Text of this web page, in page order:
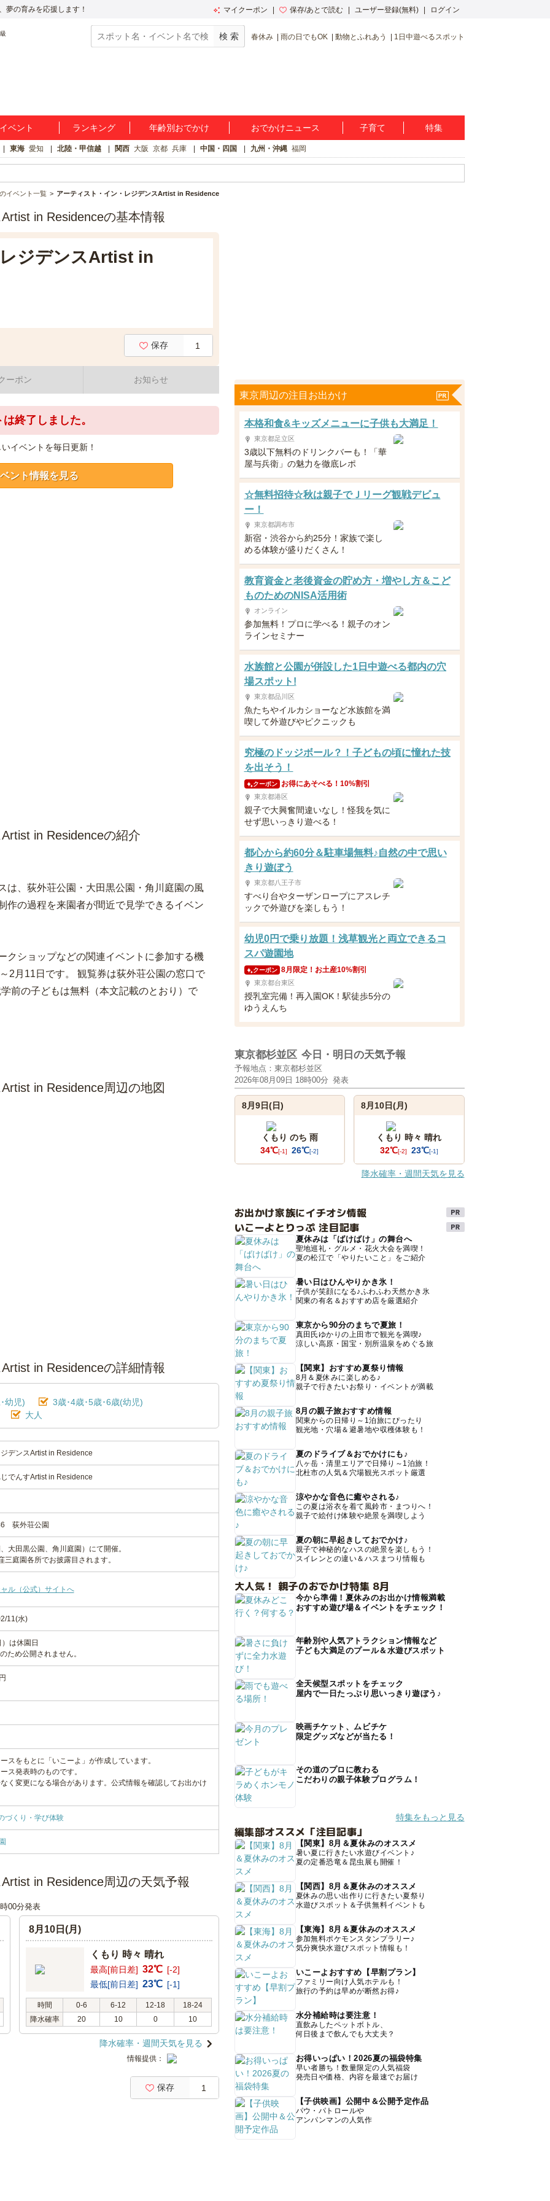
夢の育みを応援します！ マイクーポン 保存/あとで読む ユーザー登録(無料) ログイン
春休み 雨の日でもOK 動物とふれあう 1日中遊べるスポット
ベント ランキング 年齢別おでかけ おでかけニュース 子育て 特集
東海 愛知 北陸・甲信越 関西 大阪 京都 兵庫 中国・四国 九州・沖縄 福岡
イベント一覧 アーティスト・イン・レジデンスArtist in Residence
in Residenceの基本情報
ジデンスArtist in
保存 1
ーポン お知らせ
終了しました。
イベントを毎日更新！
ント情報を見る
in Residenceの紹介
は、荻外荘公園・大田黒公園・角川庭園の風
作の過程を来園者が間近で見学できるイベン
クショップなどの関連イベントに参加する機
2月11日です。 観覧券は荻外荘公園の窓口で
前の子どもは無料（本文記載のとおり）で
in Residence周辺の地図
in Residenceの詳細情報
幼児)
3歳･4歳･5歳･6歳(幼児)
大人
デンスArtist in Residence
でんすArtist in Residence
荻外荘公園
大田黒公園、角川庭園）にて開催。
庭園各所でお披露目されます。
ル（公式）サイトへ
11(水)
は休園日
ため公開されません。
スをもとに「いこーよ」が作成しています。
ス発表時のものです。
く変更になる場合があります。公式情報を確認してお出かけ
づくり・学び体験
in Residence周辺の天気予報
00分発表
8月10日(月)
くもり 時々 晴れ
最高[前日差] 32℃ [-2]
最低[前日差] 23℃ [-1]
時間 0-6 6-12 12-18
18-24
降水確率
20 10 0 10
降水確率・週間天気を見る
情報提供：
保存 1
東京周辺の注目お出かけ
本格和食&キッズメニューに子供も大満足！
東京都足立区
3歳以下無料のドリンクバーも！「華
屋与兵衛」の魅力を徹底レポ
☆無料招待☆秋は親子でＪリーグ観戦デビュ
ー！
東京都調布市
新宿・渋谷から約25分！家族で楽し
める体験が盛りだくさん！
教育資金と老後資金の貯め方・増やし方＆こど
ものためのNISA活用術
オンライン
参加無料！プロに学べる！親子のオン
ラインセミナー
水族館と公園が併設した1日中遊べる都内の穴
場スポット!
東京都品川区
魚たちやイルカショーなど水族館を満
喫して外遊びやピクニックも
究極のドッジボール？！子どもの頃に憧れた技
を出そう！
クーポン お得にあそべる！10%割引
東京都港区
親子で大興奮間違いなし！怪我を気に
せず思いっきり遊べる！
都心から約60分＆駐車場無料♪自然の中で思い
きり遊ぼう
東京都八王子市
すべり台やターザンロープにアスレチ
ックで外遊びを楽しもう！
幼児0円で乗り放題！浅草観光と両立できるコ
スパ遊園地
クーポン 8月限定！お土産10%割引
東京都台東区
授乳室完備！再入園OK！駅徒歩5分の
ゆうえんち
東京都杉並区 今日・明日の天気予報
予報地点：東京都杉並区
2026年08月09日 18時00分 発表
8月9日(日)
くもり のち 雨
34℃[-1] 26℃[-2]
8月10日(月)
くもり 時々 晴れ
32℃[-2] 23℃[-1]
降水確率・週間天気を見る
お出かけ家族にイチオシ情報
いこーよとりっぷ 注目記事
夏休みは「ばけばけ」の舞台へ
聖地巡礼・グルメ・花火大会を満喫！
夏の松江で「やりたいこと」をご紹介
暑い日はひんやりかき氷！
子供が笑顔になる♪ふわふわ天然かき氷
関東の有名＆おすすめ店を厳選紹介
東京から90分のまちで夏旅！
真田氏ゆかりの上田市で観光を満喫♪
涼しい高原・国宝・別所温泉をめぐる旅
【関東】おすすめ夏祭り情報
8月＆夏休みに楽しめる♪
親子で行きたいお祭り・イベントが満載
8月の親子旅おすすめ情報
関東からの日帰り～1泊旅にぴったり
観光地・穴場＆避暑地や収穫体験も！
夏のドライブ＆おでかけにも♪
八ヶ岳・清里エリアで日帰り～1泊旅！
北杜市の人気＆穴場観光スポット厳選
涼やかな音色に癒やされる♪
この夏は浴衣を着て風鈴市・まつりへ！
親子で絵付け体験や絶景を満喫しよう
夏の朝に早起きしておでかけ♪
親子で神秘的なハスの絶景を楽しもう！
スイレンとの違い＆ハスまつり情報も
大人気！ 親子のおでかけ特集 8月
今から準備！夏休みのお出かけ情報満載
おすすめ遊び場＆イベントをチェック！
年齢別や人気アトラクション情報など
子ども大満足のプール＆水遊びスポット
全天候型スポットをチェック
屋内で一日たっぷり思いっきり遊ぼう♪
映画チケット、ムビチケ
限定グッズなどが当たる！
その道のプロに教わる
こだわりの親子体験プログラム！
特集をもっと見る
編集部オススメ「注目記事」
【関東】8月＆夏休みのオススメ
暑い夏に行きたい水遊びイベント♪
夏の定番恐竜＆昆虫展も開催！
【関西】8月＆夏休みのオススメ
夏休みの思い出作りに行きたい夏祭り
水遊びスポット＆子供無料イベントも
【東海】8月＆夏休みのオススメ
参加無料ポケモンスタンプラリー♪
気分爽快水遊びスポット情報も！
いこーよおすすめ【早割プラン】
ファミリー向け人気ホテルも！
旅行の予約は早めが断然お得♪
水分補給時は要注意！
直飲みしたペットボトル、
何日後まで飲んでも大丈夫？
お得いっぱい！2026夏の福袋特集
早い者勝ち！数量限定の人気福袋
発売日や価格、内容を最速でお届け
【子供映画】公開中＆公開予定作品
パウ・パトロールや
アンパンマンの人気作